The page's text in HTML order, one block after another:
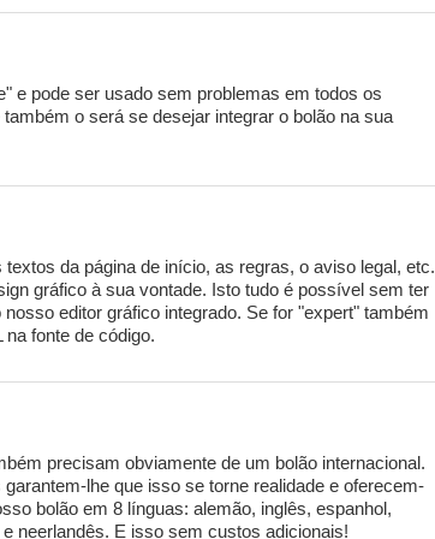
e pode ser usado sem problemas em todos os
o será se desejar integrar o bolão na sua
da página de início, as regras, o aviso legal, etc.
gráfico à sua vontade. Isto tudo é possível sem ter
editor gráfico integrado. Se for "expert" também
fonte de código.
precisam obviamente de um bolão internacional.
lhe que isso se torne realidade e oferecem-
bolão em 8 línguas: alemão, inglês, espanhol,
neerlandês. E isso sem custos adicionais!